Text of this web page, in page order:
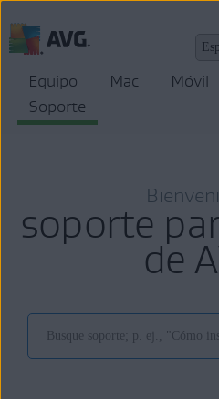
Equipo Mac Móvil
Soporte
soporte
de